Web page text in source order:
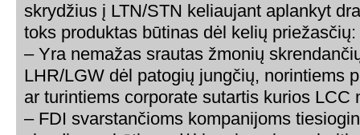
skrydžius į LTN/STN keliaujant aplankyt
toks produktas būtinas dėl kelių priežasčių:
– Yra nemažas srautas žmonių
LHR/LGW dėl patogių jungčių, norintiems
ar turintiems corporate sutartis kurios LCC
– FDI svarstančioms kompanijoms